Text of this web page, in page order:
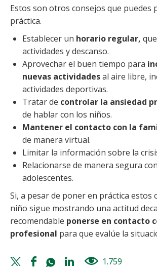
Estos son otros consejos que puedes
práctica.
Establecer un horario regular,
actividades y descanso.
Aprovechar el buen tiempo para
nuevas actividadesal aire libre,
actividades deportivas.
Tratar de controlar la ansiedad
de hablar con los niños.
Mantener el contacto con la
de manera virtual.
Limitar la información sobre la
Relacionarse de manera segura
adolescentes.
Si, a pesar de poner en práctica estos
niño sigue mostrando una actitud
recomendable ponerse en contacto
profesional para que evalúe la
TwitterFacebookWhatsappLinkedin1.759